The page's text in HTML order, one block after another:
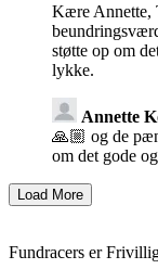
Kære Annette,
støtte op om
lykke.
Annette
🙏🏼 og de
om det gode
Fundracers er